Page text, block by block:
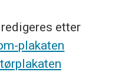
etter
plakaten